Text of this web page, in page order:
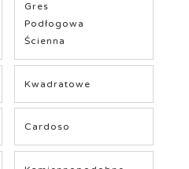
Gres
Podłogowa
Ścienna
Kwadratowe
Cardoso